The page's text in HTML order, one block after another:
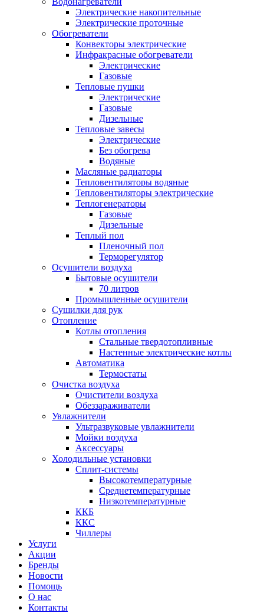
Электрические накопительные
Электрические проточные
Обогреватели
Конвекторы электрические
Инфракрасные обогреватели
Электрические
Газовые
Тепловые пушки
Электрические
Газовые
Дизельные
Тепловые завесы
Электрические
Без обогрева
Водяные
Масляные радиаторы
Тепловентиляторы водяные
Тепловентиляторы электрические
Теплогенераторы
Газовые
Дизельные
Теплый пол
Пленочный пол
Терморегулятор
Осушители воздуха
Бытовые осушители
70 литров
Промышленные осушители
Сушилки для рук
Отопление
Котлы отопления
Стальные твердотопливные
Настенные электрические котлы
Автоматика
Термостаты
Очистка воздуха
Очистители воздуха
Обеззараживатели
Увлажнители
Ультразвуковые увлажнители
Мойки воздуха
Аксессуары
Холодильные установки
Сплит-системы
Высокотемпературные
Среднетемпературные
Низкотемпературные
ККБ
ККС
Чиллеры
Услуги
Акции
Бренды
Новости
Помощь
О нас
Контакты